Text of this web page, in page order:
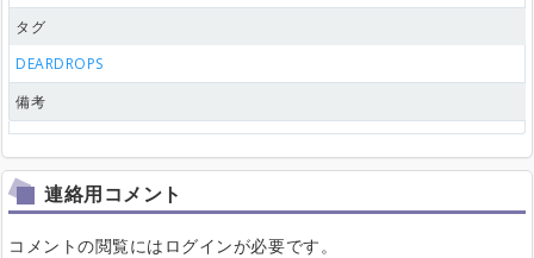
タグ
DEARDROPS
備考
連絡用コメント
コメントの閲覧にはログインが必要です。